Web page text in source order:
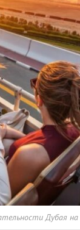
Дубая на